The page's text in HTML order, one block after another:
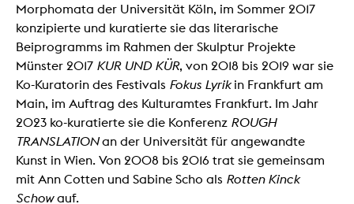
Morphomata der Universität Köln, im Sommer 2017
konzipierte und kuratierte sie das literarische
Beiprogramms im Rahmen der Skulptur Projekte
Münster 2017 KUR UND KÜR, von 2018 bis 2019 war sie
Ko-Kuratorin des Festivals Fokus Lyrikin Frankfurt am
Main, im Auftrag des Kulturamtes Frankfurt. Im Jahr
2023 ko-kuratierte sie die Konferenz ROUGH
TRANSLATIONan der Universität für angewandte
Kunst in Wien. Von 2008 bis 2016 trat sie gemeinsam
mit Ann Cotten und Sabine Scho als Rotten Kinck
Schowauf.